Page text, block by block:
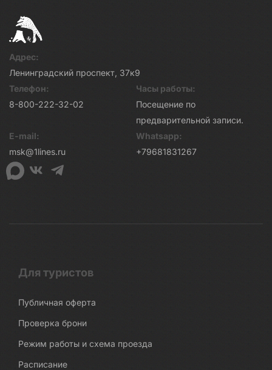
Адрес:
Ленинградский проспект, 37к9
Телефон:
8-800-222-32-02
Часы работы:
Посещение по
предварительной записи.
E-mail:
msk@1lines.ru
Whatsapp:
+79681831267
Для туристов
Публичная оферта
Проверка брони
Режим работы и схема проезда
Расписание